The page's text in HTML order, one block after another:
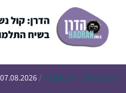
Today’s Daf – זבחים נ״ו /
07.08.2026